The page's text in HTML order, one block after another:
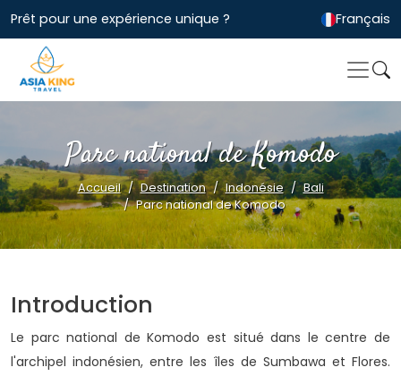
Prêt pour une expérience unique ? Français
Parc national de Komodo
Accueil Destination Indonésie
Bali
Parc national de Komodo
Introduction
Le parc national de Komodo est situé dans le centre de
l'archipel indonésien, entre les îles de Sumbawa et Flores.